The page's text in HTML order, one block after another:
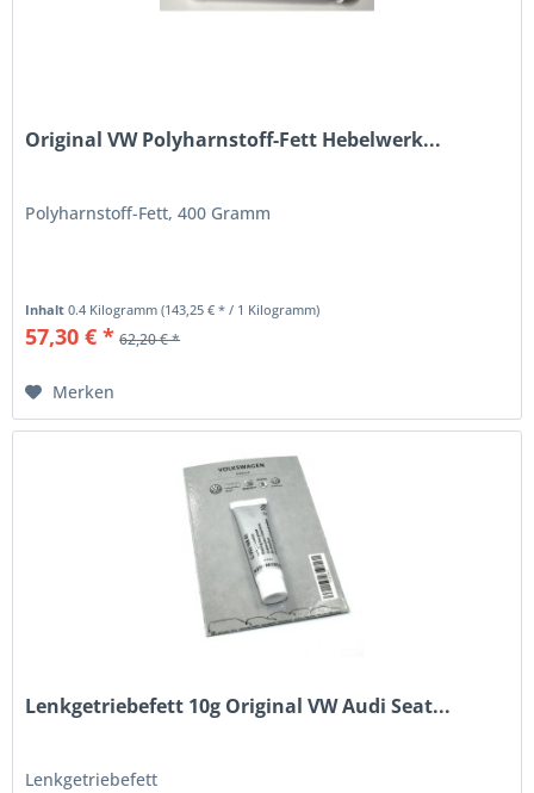
Original VW Polyharnstoff-Fett Hebelwerk...
Polyharnstoff-Fett, 400 Gramm
Inhalt0.4 Kilogramm(143,25 € * / 1 Kilogramm)
57,30 € * 62,20 € *
Merken
Lenkgetriebefett 10g Original VW Audi Seat...
Lenkgetriebefett